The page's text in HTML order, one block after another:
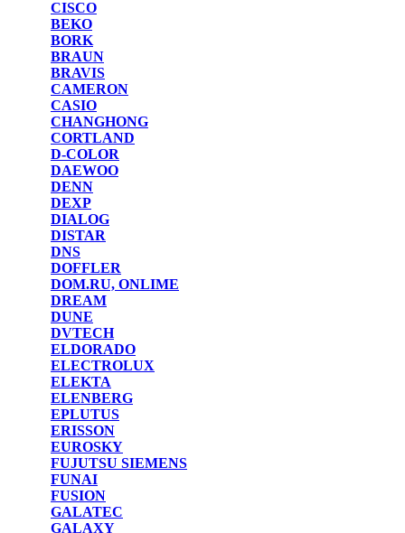
CISCO
BEKO
BORK
BRAUN
BRAVIS
CAMERON
CASIO
CHANGHONG
CORTLAND
D-COLOR
DAEWOO
DENN
DEXP
DIALOG
DISTAR
DNS
DOFFLER
DOM.RU, ONLIME
DREAM
DUNE
DVTECH
ELDORADO
ELECTROLUX
ELEKTA
ELENBERG
EPLUTUS
ERISSON
EUROSKY
FUJUTSU SIEMENS
FUNAI
FUSION
GALATEC
GALAXY